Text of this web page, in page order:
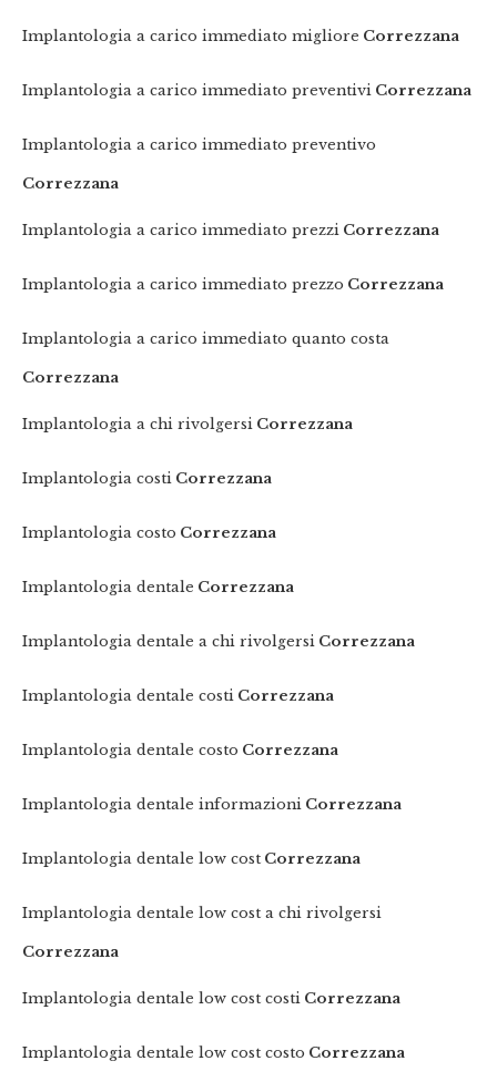
Implantologia a carico immediato migliore Correzzana
Implantologia a carico immediato preventivi Correzzana
Implantologia a carico immediato preventivo
Correzzana
Implantologia a carico immediato prezzi Correzzana
Implantologia a carico immediato prezzo Correzzana
Implantologia a carico immediato quanto costa
Correzzana
Implantologia a chi rivolgersi Correzzana
Implantologia costi Correzzana
Implantologia costo Correzzana
Implantologia dentale Correzzana
Implantologia dentale a chi rivolgersi Correzzana
Implantologia dentale costi Correzzana
Implantologia dentale costo Correzzana
Implantologia dentale informazioni Correzzana
Implantologia dentale low cost Correzzana
Implantologia dentale low cost a chi rivolgersi
Correzzana
Implantologia dentale low cost costi Correzzana
Implantologia dentale low cost costo Correzzana